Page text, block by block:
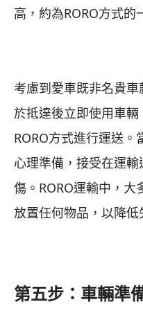
高，約為RORO方式的
考慮到愛車既非名貴
於抵達後立即使用車
RORO方式進行運送
心理準備，接受在運
傷。RORO運輸中，大
放置任何物品，以降低
第五步：車輛準